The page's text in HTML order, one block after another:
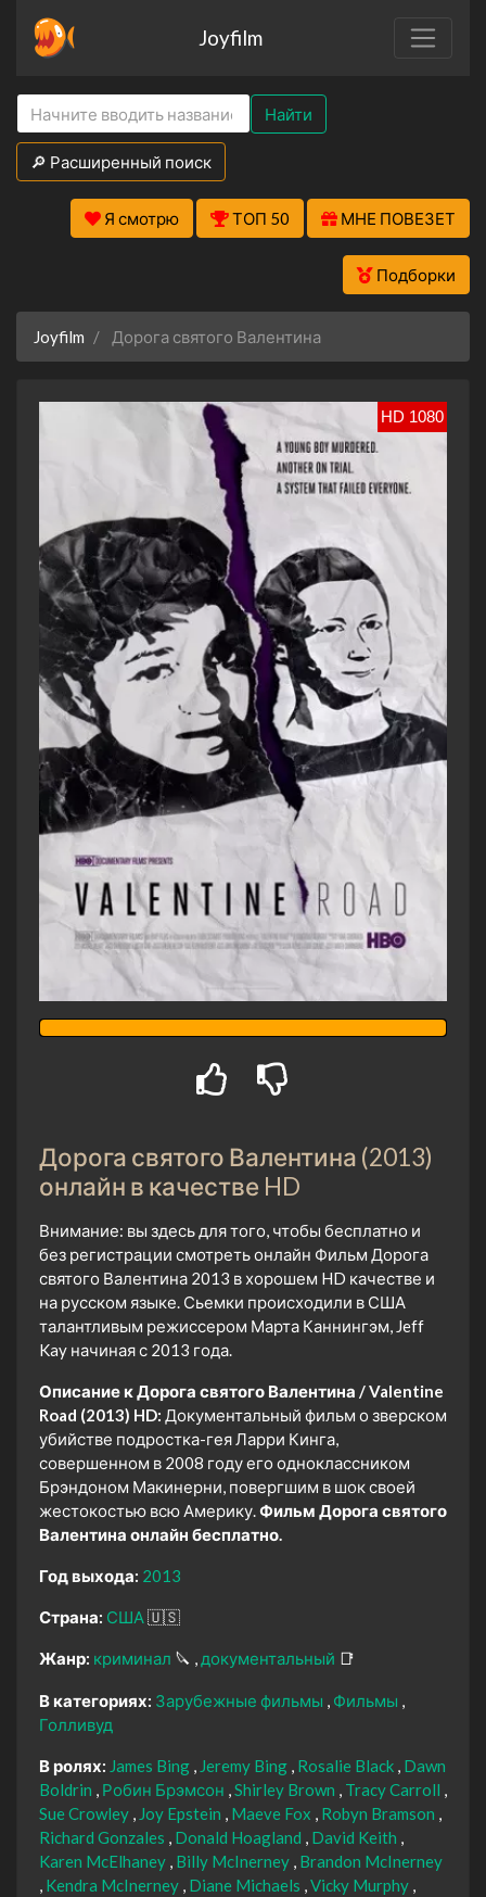
Joyfilm
Найти
🔎 Расширенный поиск
Я смотрю ТОП 50 МНЕ ПОВЕЗЕТ
Подборки
Joyfilm Дорога святого Валентина
HD 1080
Дорога святого Валентина (2013)
онлайн в качестве HD
Внимание: вы здесь для того, чтобы бесплатно и
без регистрации смотреть онлайн Фильм Дорога
святого Валентина 2013 в хорошем HD качестве и
на русском языке. Сьемки происходили в США
талантливым режиссером Марта Каннингэм, Jeff
Kay начиная с 2013 года.
Описание к Дорога святого Валентина / Valentine
Road (2013) HD: Документальный фильм о зверском
убийстве подростка-гея Ларри Кинга,
совершенном в 2008 году его одноклассником
Брэндоном Макинерни, повергшим в шок своей
жестокостью всю Америку.Фильм Дорога святого
Валентина онлайн бесплатно.
Год выхода: 2013
Страна: США🇺🇸
Жанр: криминал 🔪 документальный 📑
В категориях: Зарубежные фильмы
Фильмы
Голливуд
В ролях: James Bing Jeremy Bing Rosalie Black Dawn
Boldrin
Робин Брэмсон Shirley Brown
Tracy Carroll
Sue Crowley
Joy Epstein Maeve Fox
Robyn Bramson
Richard Gonzales
Donald Hoagland
David Keith
Karen McElhaney Billy McInerney Brandon McInerney
Kendra McInerney Diane Michaels Vicky Murphy